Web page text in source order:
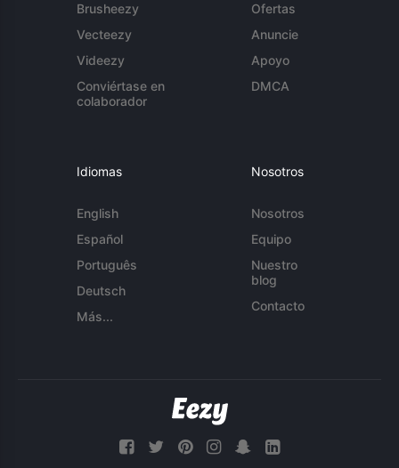
Brusheezy
Vecteezy
Videezy
Conviértase en
colaborador
Ofertas
Anuncie
Apoyo
DMCA
Idiomas
English
Español
Português
Deutsch
Más...
Nosotros
Nosotros
Equipo
Nuestro
blog
Contacto